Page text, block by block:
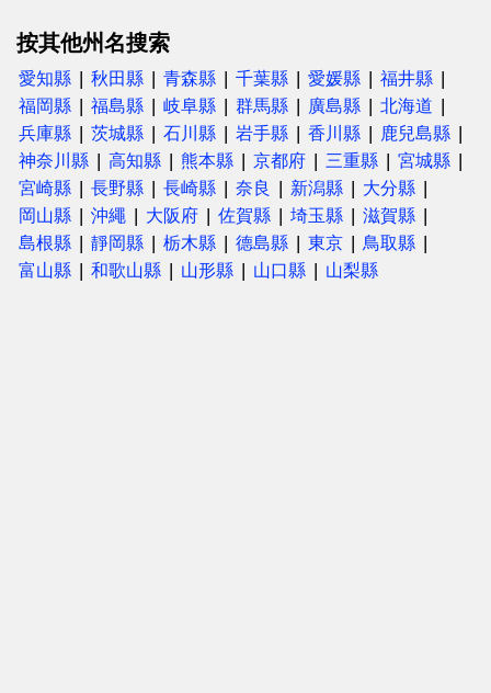
按其他州名搜索
愛知縣 秋田縣 青森縣 千葉縣 愛媛縣
福井縣
福岡縣
福島縣 岐阜縣 群馬縣 廣島縣
北海道
兵庫縣
茨城縣 石川縣 岩手縣 香川縣
鹿兒島縣
神奈川縣
高知縣 熊本縣 京都府 三重縣
宮城縣
宮崎縣
長野縣 長崎縣 奈良 新潟縣
大分縣
岡山縣
沖繩 大阪府 佐賀縣 埼玉縣
滋賀縣
島根縣
靜岡縣 栃木縣 德島縣 東京
鳥取縣
富山縣
和歌山縣 山形縣 山口縣 山梨縣